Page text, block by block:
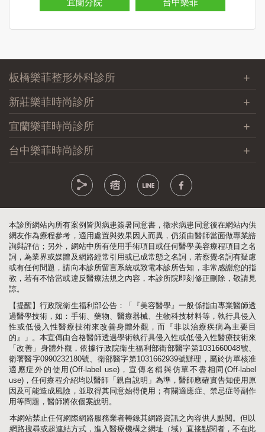
宜蘭分院 台中樂菲
板橋樂菲整形外科診所
新莊樂菲時尚診所
宜蘭樂菲時尚診所
台中樂菲時尚診所
本診所網站內所有案例皆與病患簽暑同意書，徵求病患同意後在網站內供
網友作為療程參考，適用處置與效果因人而異，仍須由醫師當面做專業諮
詢與評估；另外，網站中所有使用手術項目或任何醫學美容療程項目之名
詞，為業界或媒體及網路經常引用或已成常態之名詞，若察覺名詞有疑慮
或有任何問題，請向本診所留言系統或致電本診所告知，非常感謝您的指
教，若有不恰當或違反醫療法規之內容，本診所院即刻修正刪除，敬請見
諒。
【提醒】行政院衛生福利部公告：「『美容醫學』一般係指由專業醫師透
過醫學技術，如：手術、藥物、醫療器械、生物科技材料等，執行具侵入
性或低侵入性醫療技術來改善身體外觀，而『非以治療疾病為主要目
的』」。本宣傳由合格醫師透過學術執行具侵入性或低侵入性醫療技術來
「改善」身體外觀，依據行政院衛生福利部衛部醫字第1031660048號、
衛署醫字0990232180號、衛部醫字第1031662939號辦理，屬於仿單核准
適應症外的使用(Off-label use)，宣傳名稱與仿單不盡相同(Off-label
use)，任何療程介紹均以醫師「親自說明」為準，醫師應確實告知使用原
因及可能造成風險，並取得其同意始得使用；有關適應症、禁忌症等副作
用等問題，醫師將依個案說明。
本網站禁止任何網際網路服務業者轉錄其網路資訊之內容供人點閱。但以
網路搜尋或超連結方式，進入醫療機構之網址（域）直接點閱者，不在此